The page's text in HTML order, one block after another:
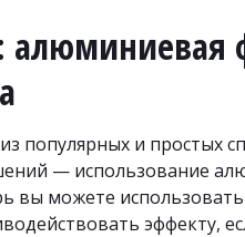
популярных и простых
— использование
вы можете
эффекту,